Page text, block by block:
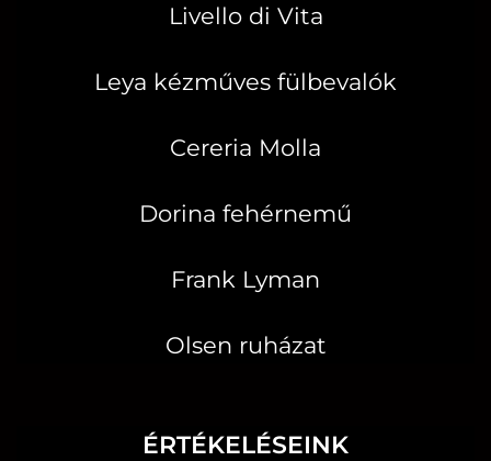
Livello di Vita
Leya kézműves fülbevalók
Cereria Molla
Dorina fehérnemű
Frank Lyman
Olsen ruházat
ÉRTÉKELÉSEINK